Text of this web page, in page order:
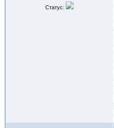
Статус: